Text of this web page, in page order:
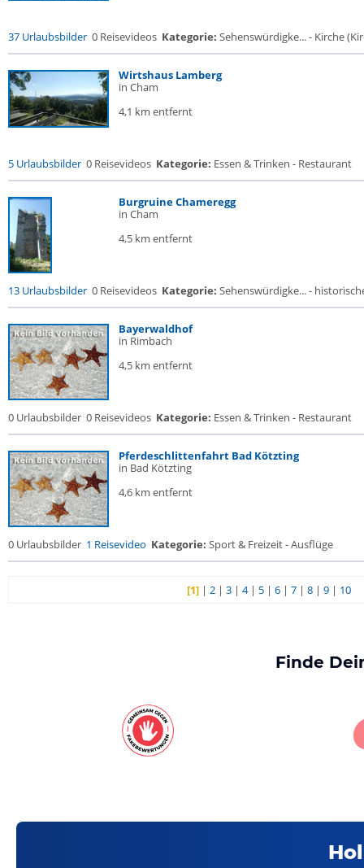
37 Urlaubsbilder 0 Reisevideos Kategorie: Sehenswürdigke... - Kirche
Wirtshaus Lamberg
in Cham
4,1 km entfernt
5 Urlaubsbilder 0 Reisevideos Kategorie: Essen & Trinken - Restaurant
Burgruine Chameregg
in Cham
4,5 km entfernt
13 Urlaubsbilder 0 Reisevideos Kategorie: Sehenswürdigke... -
Bayerwaldhof
in Rimbach
4,5 km entfernt
0 Urlaubsbilder 0 Reisevideos Kategorie: Essen & Trinken - Restaurant
Pferdeschlittenfahrt Bad Kötzting
in Bad Kötzting
4,6 km entfernt
0 Urlaubsbilder 1 Reisevideo Kategorie: Sport & Freizeit - Ausflüge
[1]| 2| 3| 4| 5| 6| 7| 8| 9| 10
Finde